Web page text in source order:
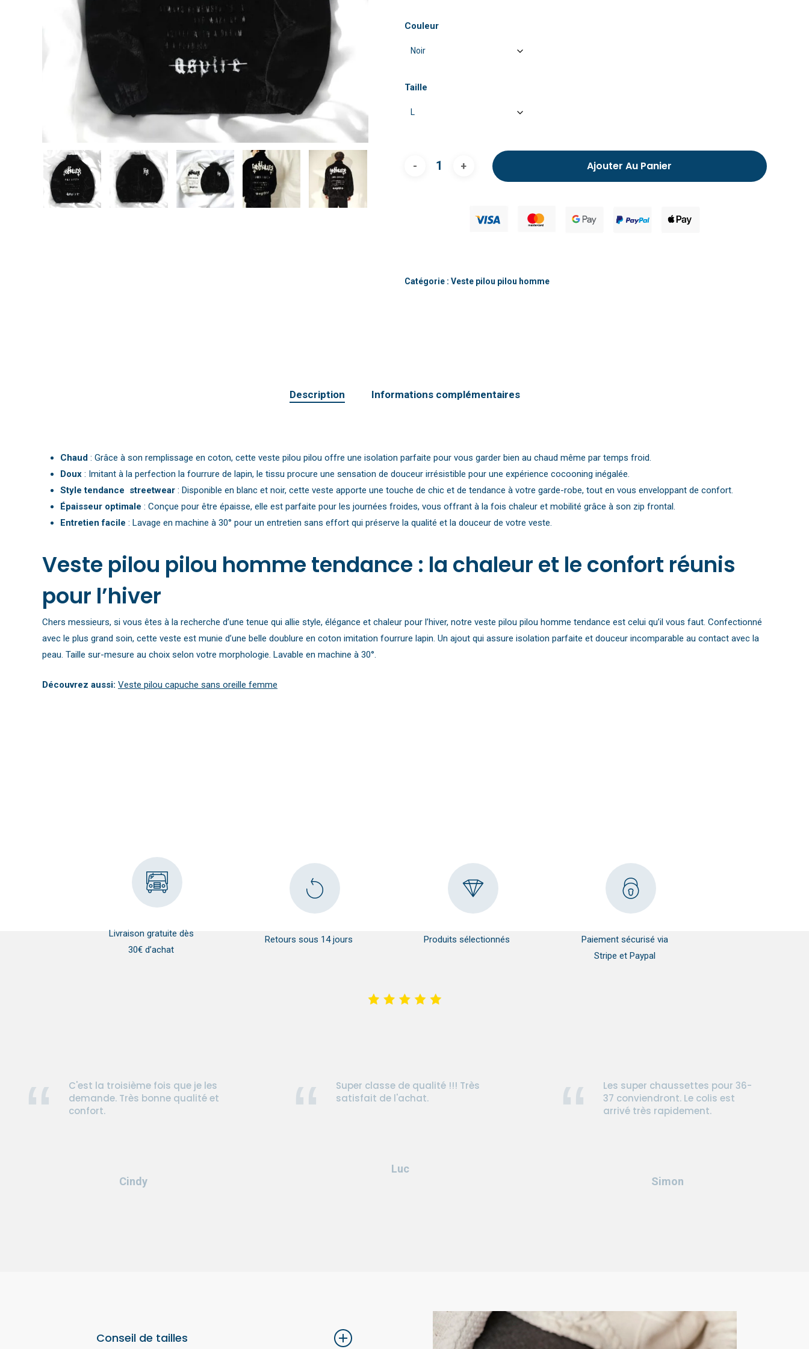
Couleur
Taille
Ajouter Au Panier
Catégorie : Veste pilou pilou homme
Description Informations complémentaires
Chaud : Grâce à son remplissage en coton, cette veste pilou pilou offre une isolation parfaite pour vous garder bien au chaud même par temps froid.
Doux : Imitant à la perfection la fourrure de lapin, le tissu procure une sensation de douceur irrésistible pour une expérience cocooning inégalée.
Style tendance streetwear : Disponible en blanc et noir, cette veste apporte une touche de chic et de tendance à votre garde-robe, tout en vous enveloppant de confort.
Épaisseur optimale : Conçue pour être épaisse, elle est parfaite pour les journées froides, vous offrant à la fois chaleur et mobilité grâce à son zip frontal.
Entretien facile : Lavage en machine à 30° pour un entretien sans effort qui préserve la qualité et la douceur de votre veste.
Veste pilou pilou homme tendance : la chaleur et le confort réunis
pour l’hiver
Chers messieurs, si vous êtes à la recherche d’une tenue qui allie style, élégance et chaleur pour l’hiver, notre veste pilou pilou homme tendance est celui qu’il vous faut. Confectionné
avec le plus grand soin, cette veste est munie d’une belle doublure en coton imitation fourrure lapin. Un ajout qui assure isolation parfaite et douceur incomparable au contact avec la
peau. Taille sur-mesure au choix selon votre morphologie. Lavable en machine à 30°.
Découvrez aussi: Veste pilou capuche sans oreille femme
Livraison gratuite dès
30€ d’achat
Retours sous 14 jours Produits sélectionnés
Paiement sécurisé via
Stripe et Paypal
C'est la troisième fois que je les
demande. Très bonne qualité et
confort.
Cindy
Super classe de qualité !!! Très
satisfait de l'achat.
Luc
Les super chaussettes pour 36-
37 conviendront. Le colis est
arrivé très rapidement.
Simon
Conseil de tailles